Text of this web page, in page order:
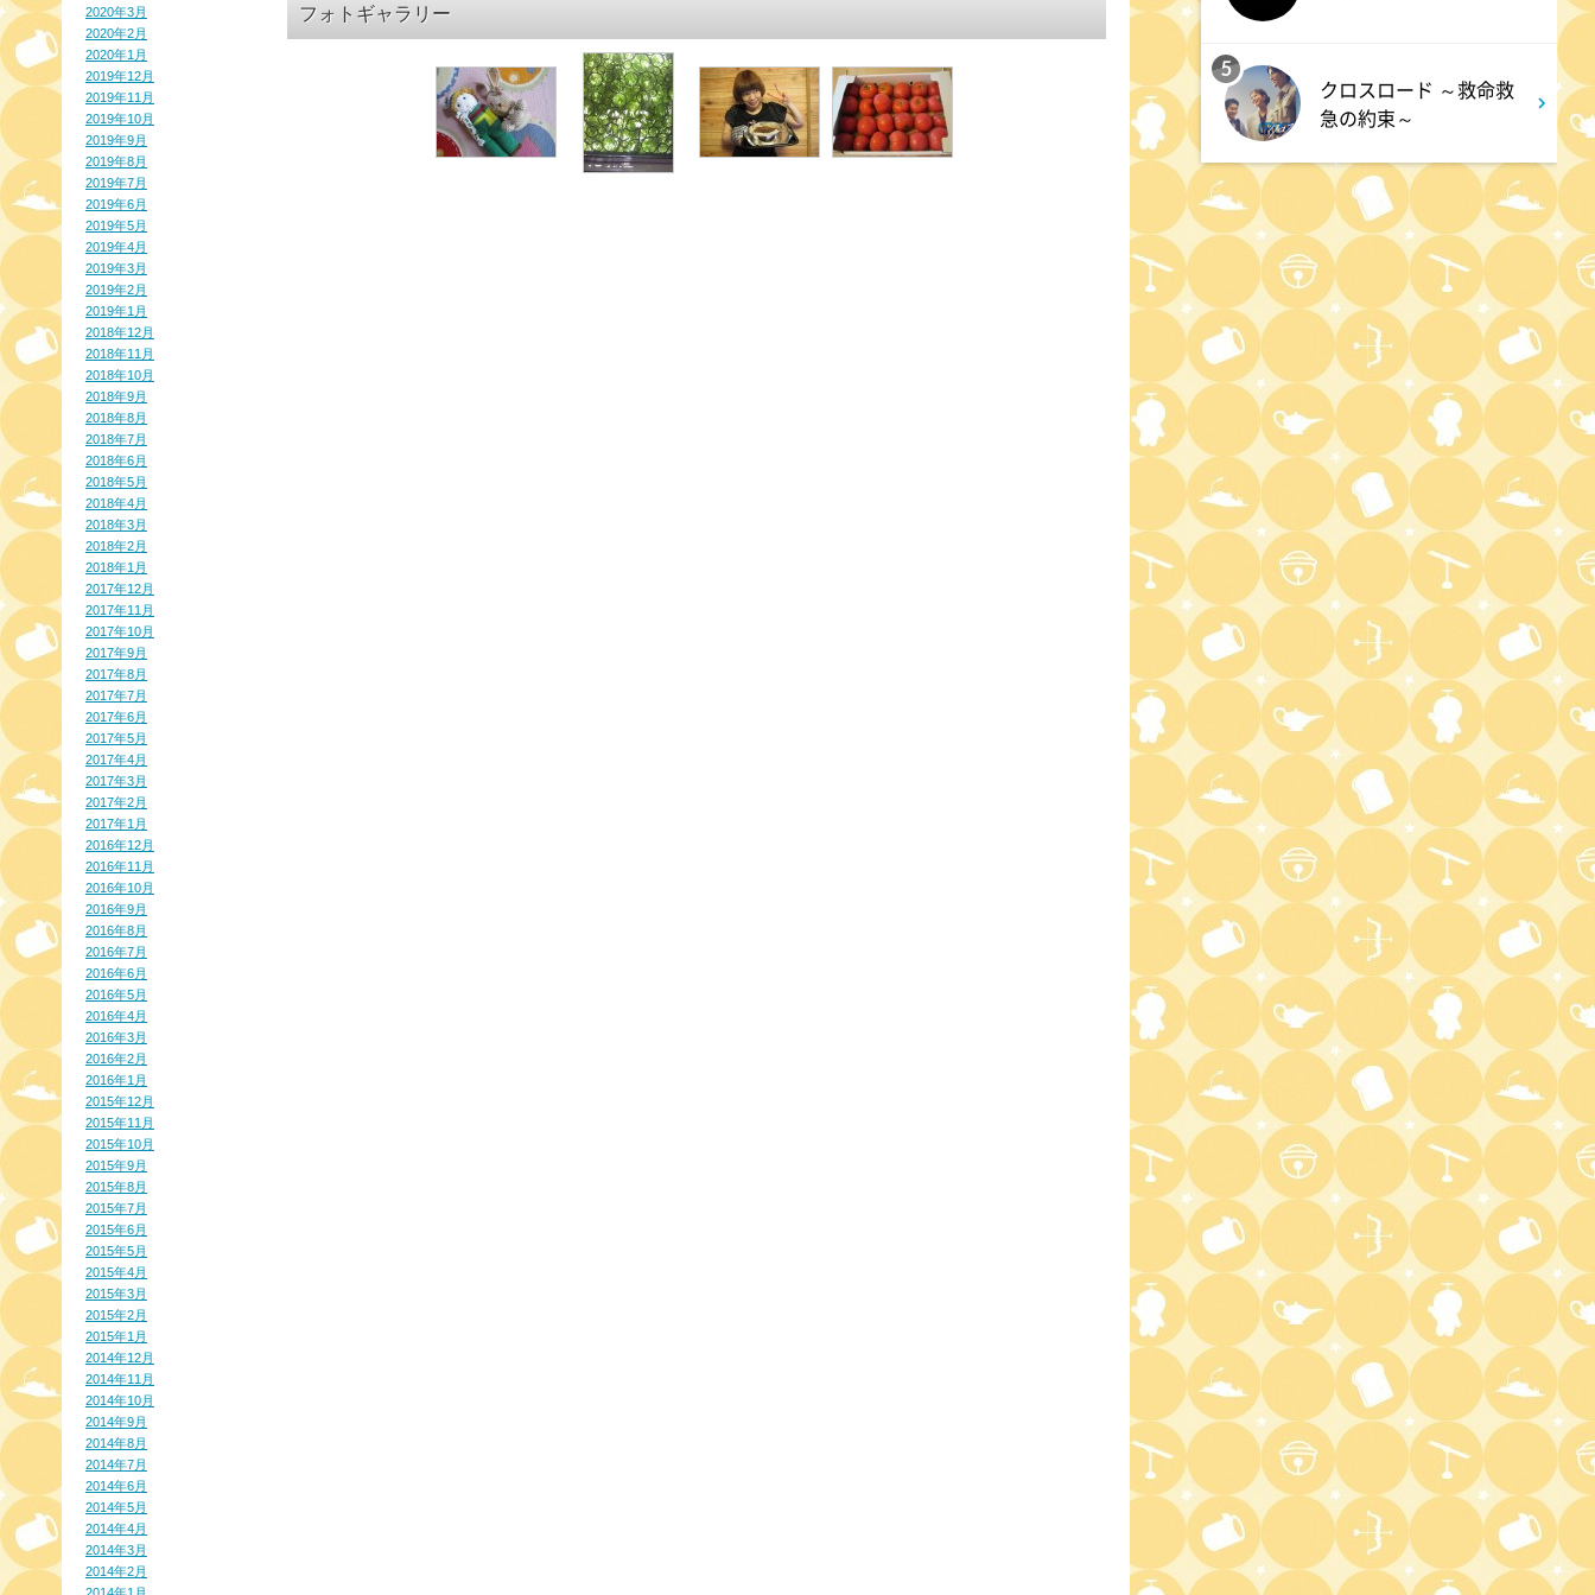
2020年3月
2020年2月
2020年1月
2019年12月
2019年11月
2019年10月
2019年9月
2019年8月
2019年7月
2019年6月
2019年5月
2019年4月
2019年3月
2019年2月
2019年1月
2018年12月
2018年11月
2018年10月
2018年9月
2018年8月
2018年7月
2018年6月
2018年5月
2018年4月
2018年3月
2018年2月
2018年1月
2017年12月
2017年11月
2017年10月
2017年9月
2017年8月
2017年7月
2017年6月
2017年5月
2017年4月
2017年3月
2017年2月
2017年1月
2016年12月
2016年11月
2016年10月
2016年9月
2016年8月
2016年7月
2016年6月
2016年5月
2016年4月
2016年3月
2016年2月
2016年1月
2015年12月
2015年11月
2015年10月
2015年9月
2015年8月
2015年7月
2015年6月
2015年5月
2015年4月
2015年3月
2015年2月
2015年1月
2014年12月
2014年11月
2014年10月
2014年9月
2014年8月
2014年7月
2014年6月
2014年5月
2014年4月
2014年3月
2014年2月
フォトギャラリー
クレヨンしんちゃん 【スワン
ボート伝説だゾ】
午後 5:00
ドラえもん 【ウラメシズキ
ン】ほか
午後 5:30
ANNスーパーJチャンネル
6:00
人生の楽園 夏の1時間!ふるさ
と大好きスペシャル
よる 6:56
サンド&芦田愛菜の博士ちゃ
ん 伊藤沙莉が初参戦!!目利き
三択バトルSP
よる 8:00
池上彰のニュースそうだったの
か!! 池上流映像ショーSP
よる 8:54
タモリステーション 日本人と
石油 最前線 そもそも石油と
は何なのか!?徹底取材!
10:24
サタデーステーション
よる 10:52
私の幸福時間
よる 10:56
5
クロスロード ～救命救
急の約束～